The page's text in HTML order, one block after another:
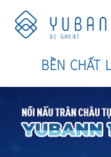
BỀN CHẤT